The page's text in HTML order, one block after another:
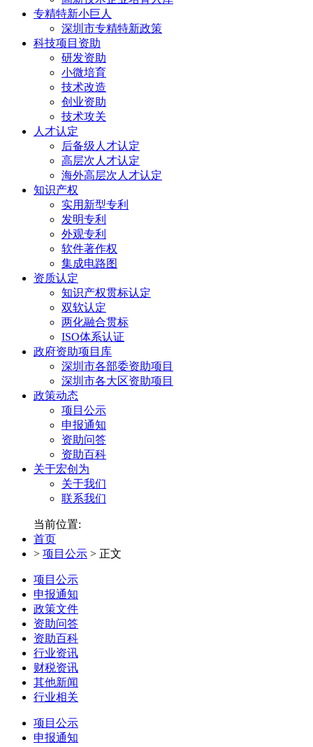
专精特新小巨人
深圳市专精特新政策
科技项目资助
研发资助
小微培育
技术改造
创业资助
技术攻关
人才认定
后备级人才认定
高层次人才认定
海外高层次人才认定
知识产权
实用新型专利
发明专利
外观专利
软件著作权
集成电路图
资质认定
知识产权贯标认定
双软认定
两化融合贯标
ISO体系认证
政府资助项目库
深圳市各部委资助项目
深圳市各大区资助项目
政策动态
项目公示
申报通知
资助问答
资助百科
关于宏创为
关于我们
联系我们
当前位置:
首页
> 项目公示 > 正文
项目公示
申报通知
政策文件
资助问答
资助百科
行业资讯
财税资讯
其他新闻
行业相关
项目公示
申报通知